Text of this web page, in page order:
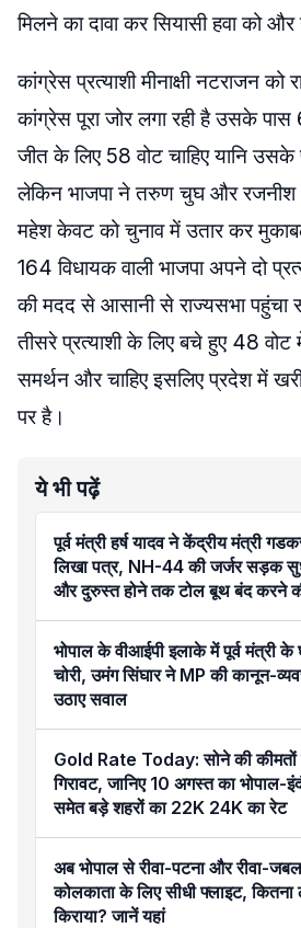
मिलने का दावा कर सियासी हवा को और
कांग्रेस प्रत्याशी मीनाक्षी नटराजन को
कांग्रेस पूरा जोर लगा रही है उसके
जीत के लिए 58 वोट चाहिए यानि उसके
लेकिन भाजपा ने तरुण चुघ और रजनीश
महेश केवट को चुनाव में उतार कर
164 विधायक वाली भाजपा अपने दो
की मदद से आसानी से राज्यसभा
तीसरे प्रत्याशी के लिए बचे हुए 48
समर्थन और चाहिए इसलिए प्रदेश में
पर है।
ये भी पढ़ें
पूर्व मंत्री हर्ष यादव ने केंद्रीय मंत्री
लिखा पत्र, NH-44 की जर्जर सड़क सुधारने
और दुरुस्त होने तक टोल बूथ बंद करने
भोपाल के वीआईपी इलाके में पूर्व मंत्री के
चोरी, उमंग सिंघार ने MP की कानून-
उठाए सवाल
Gold Rate Today: सोने की कीमतों
गिरावट, जानिए 10 अगस्त का भोपाल-
समेत बड़े शहरों का 22K 24K का रेट
अब भोपाल से रीवा-पटना और रीवा-जबलपुर से
कोलकाता के लिए सीधी फ्लाइट, कितना लगेगा
किराया? जानें यहां